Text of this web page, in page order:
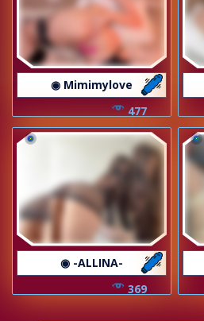
◉ Mimimylove
477
◉ -ALLINA-
369